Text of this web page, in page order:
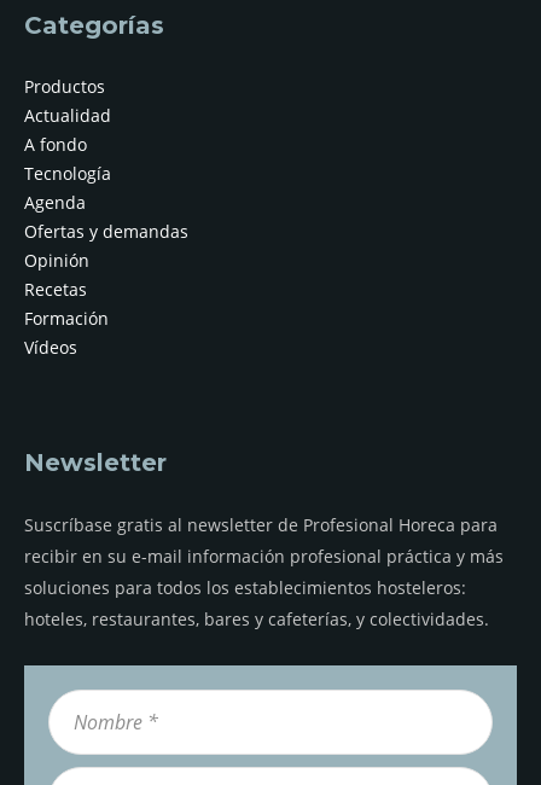
Categorías
Productos
Actualidad
A fondo
Tecnología
Agenda
Ofertas y demandas
Opinión
Recetas
Formación
Vídeos
Newsletter
Suscríbase gratis al newsletter de Profesional Horeca para
recibir en su e-mail información profesional práctica y más
soluciones para todos los establecimientos hosteleros:
hoteles, restaurantes, bares y cafeterías, y colectividades.